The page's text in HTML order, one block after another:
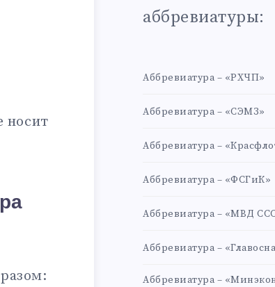
носит
аббревиатуры:
Аббревиатура – «РХЧП»
Аббревиатура – «СЭМЗ»
Аббревиатура –
Аббревиатура – «ФСГиК»
Аббревиатура – «МВД
Аббревиатура –
Аббревиатура –